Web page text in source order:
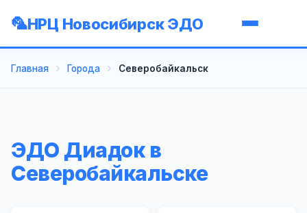
НРЦ Новосибирск ЭДО
Главная Города Северобайкальск
ЭДО Диадок в
Северобайкальске